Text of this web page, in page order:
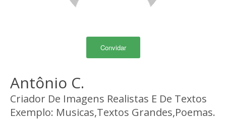
Convidar
Antônio C.
Criador De Imagens Realistas E De Textos
Exemplo: Musicas,Textos Grandes,Poemas.